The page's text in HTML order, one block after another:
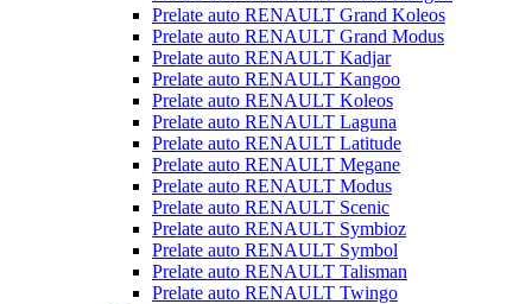
Prelate auto RENAULT Grand Koleos
Prelate auto RENAULT Grand Modus
Prelate auto RENAULT Kadjar
Prelate auto RENAULT Kangoo
Prelate auto RENAULT Koleos
Prelate auto RENAULT Laguna
Prelate auto RENAULT Latitude
Prelate auto RENAULT Megane
Prelate auto RENAULT Modus
Prelate auto RENAULT Scenic
Prelate auto RENAULT Symbioz
Prelate auto RENAULT Symbol
Prelate auto RENAULT Talisman
Prelate auto RENAULT Twingo